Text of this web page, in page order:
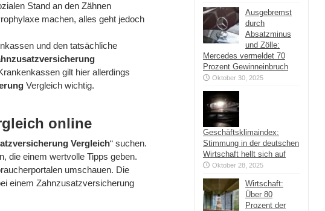
Stand an den Zähnen
machen, alles geht jedoch
und den tatsächliche
gilt hier allerdings
Vergleich wichtig.
online
Vergleich“ suchen.
die einem wertvolle Tipps geben.
umschauen. Die
einem Zahnzusatzversicherung
Ausgebremst
durch
Absatzminus
und Zölle:
Mercedes vermeldet 70
Prozent Gewinneinbruch
Oktober 30, 2025
Geschäftsklimaindex:
Stimmung in der deutschen
Wirtschaft hellt sich auf
Oktober 28, 2025
Wirtschaft:
Über 80
Prozent der